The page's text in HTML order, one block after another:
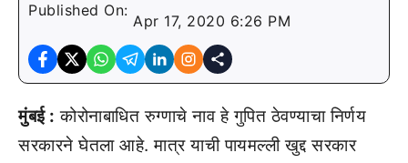
Published On:
Apr 17, 2020 6:26 PM
मुंबई : कोरोनाबाधित रुग्णाचे नाव हे गुपित ठेवण्याचा निर्णय
सरकारने घेतला आहे. मात्र याची पायमल्ली खुद्द सरकार